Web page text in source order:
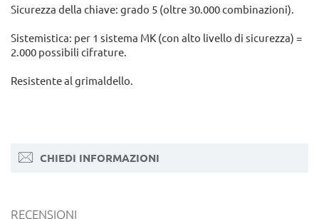
Sicurezza della chiave: grado 5 (oltre 30.000 combinazioni).
Sistemistica: per 1 sistema MK (con alto livello di sicurezza) =
2.000 possibili cifrature.
Resistente al grimaldello.
CHIEDI INFORMAZIONI
RECENSIONI